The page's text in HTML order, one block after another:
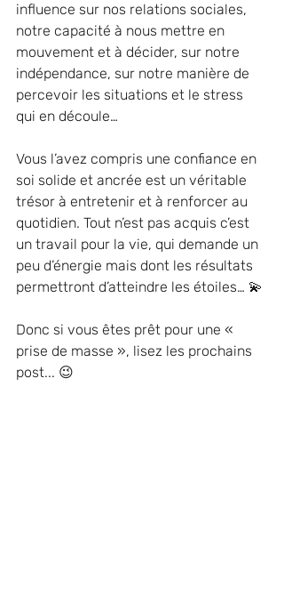
influence sur nos relations sociales,
notre capacité à nous mettre en
mouvement et à décider, sur notre
indépendance, sur notre manière de
percevoir les situations et le stress
qui en découle…
Vous l’avez compris une confiance en
soi solide et ancrée est un véritable
trésor à entretenir et à renforcer au
quotidien. Tout n’est pas acquis c’est
un travail pour la vie, qui demande un
peu d’énergie mais dont les résultats
permettront d’atteindre les étoiles… 💫
Donc si vous êtes prêt pour une «
prise de masse », lisez les prochains
post... 😉